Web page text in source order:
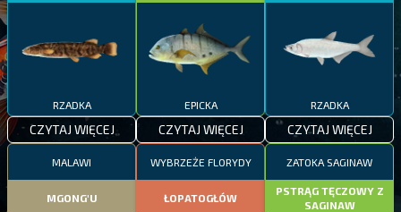
RZADKA
CZYTAJ WIĘCEJ
EPICKA
CZYTAJ WIĘCEJ
RZADKA
CZYTAJ WIĘCEJ
MALAWI
MGONG'U
WYBRZEŻE FLORYDY
ŁOPATOGŁÓW
ZATOKA SAGINAW
PSTRĄG TĘCZOWY Z
SAGINAW